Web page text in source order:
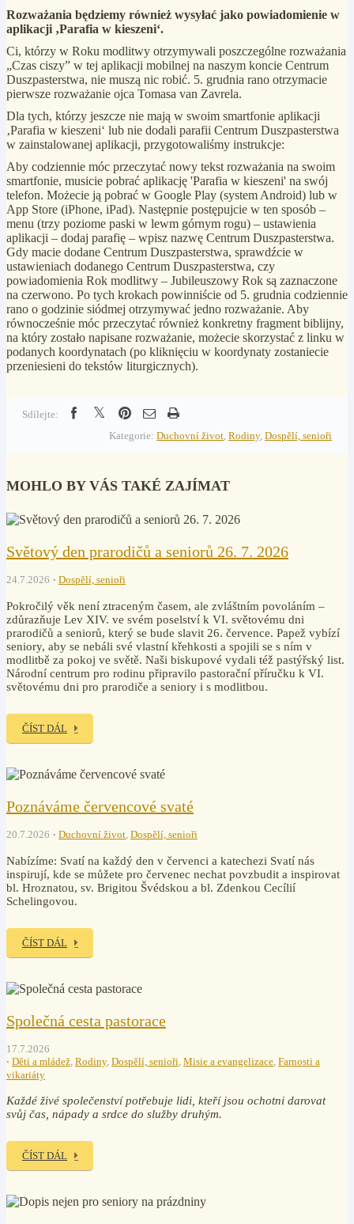
Rozważania będziemy również wysyłać jako powiadomienie w
aplikacji ‚Parafia w kieszeni‘.
Ci, którzy w Roku modlitwy otrzymywali poszczególne rozważania
„Czas ciszy” w tej aplikacji mobilnej na naszym koncie Centrum
Duszpasterstwa, nie muszą nic robić. 5. grudnia rano otrzymacie
pierwsze rozważanie ojca Tomasa van Zavrela.
Dla tych, którzy jeszcze nie mają w swoim smartfonie aplikacji
‚Parafia w kieszeni‘ lub nie dodali parafii Centrum Duszpasterstwa
w zainstalowanej aplikacji, przygotowaliśmy instrukcje:
Aby codziennie móc przeczytać nowy tekst rozważania na swoim
smartfonie, musicie pobrać aplikację 'Parafia w kieszeni' na swój
telefon. Możecie ją pobrać w Google Play (system Android) lub w
App Store (iPhone, iPad). Następnie postępujcie w ten sposób –
menu (trzy poziome paski w lewm górnym rogu) – ustawienia
aplikacji – dodaj parafię – wpisz nazwę Centrum Duszpasterstwa.
Gdy macie dodane Centrum Duszpasterstwa, sprawdźcie w
ustawieniach dodanego Centrum Duszpasterstwa, czy
powiadomienia Rok modlitwy – Jubileuszowy Rok są zaznaczone
na czerwono. Po tych krokach powinniście od 5. grudnia codziennie
rano o godzinie siódmej otrzymywać jedno rozważanie. Aby
równocześnie móc przeczytać również konkretny fragment biblijny,
na który zostało napisane rozważanie, możecie skorzystać z linku w
podanych koordynatach (po kliknięciu w koordynaty zostaniecie
przeniesieni do tekstów liturgicznych).
Sdílejte:
Kategorie: Duchovní život, Rodiny, Dospělí, senioři
MOHLO BY VÁS TAKÉ ZAJÍMAT
Světový den prarodičů a seniorů 26. 7. 2026
24.7.2026 Dospělí, senioři
Pokročilý věk není ztraceným časem, ale zvláštním povoláním –
zdůrazňuje Lev XIV. ve svém poselství k VI. světovému dni
prarodičů a seniorů, který se bude slavit 26. července. Papež vybízí
seniory, aby se nebáli své vlastní křehkosti a spojili se s ním v
modlitbě za pokoj ve světě. Naši biskupové vydali též pastýřský list.
Národní centrum pro rodinu připravilo pastorační příručku k VI.
světovému dni pro prarodiče a seniory i s modlitbou.
ČÍST DÁL
Poznáváme červencové svaté
20.7.2026 Duchovní život, Dospělí, senioři
Nabízíme: Svatí na každý den v červenci a katechezi Svatí nás
inspirují, kde se můžete pro červenec nechat povzbudit a inspirovat
bl. Hroznatou, sv. Brigitou Švédskou a bl. Zdenkou Cecílií
Schelingovou.
ČÍST DÁL
Společná cesta pastorace
17.7.2026
Děti a mládež, Rodiny, Dospělí, senioři, Misie a evangelizace, Farnosti a
vikariáty
Každé živé společenství potřebuje lidi, kteří jsou ochotni darovat
svůj čas, nápady a srdce do služby druhým.
ČÍST DÁL